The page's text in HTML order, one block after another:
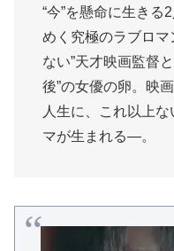
“今”を懸命に生きる
めく究極のラブロマ
ない”天才映画監督
後”の女優の卵。映
人生に、これ以上
マが生まれる―。​​